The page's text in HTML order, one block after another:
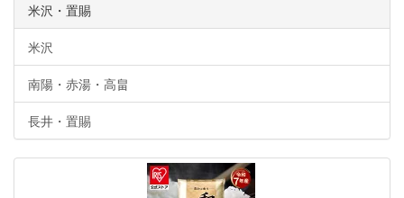
米沢・置賜
米沢
南陽・赤湯・高畠
長井・置賜